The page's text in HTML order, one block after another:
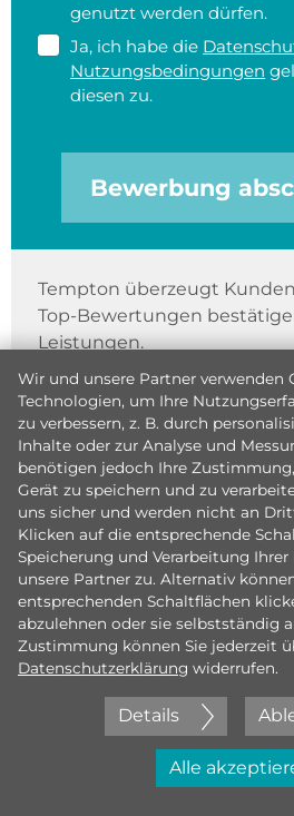
genutzt werden dürfen.
Ja, ich habe die
Nutzungsbedingungen
diesen zu.
Bewerbung
Tempton überzeugt
Top-Bewertungen
Leistungen.
Jetzt initiativ bewerben
Wir und unsere Partner verwenden
Technologien, um Ihre
zu verbessern, z. B. durch
Inhalte oder zur Analyse und
benötigen jedoch Ihre
Gerät zu speichern und zu
uns sicher und werden nicht an
Klicken auf die entsprechende
Speicherung und Verarbeitung
unsere Partner zu. Alternativ
entsprechenden Schaltflächen
abzulehnen oder sie selbstständig
Zustimmung können Sie jederzeit
Datenschutzerklärung widerrufen.
Details
Alle